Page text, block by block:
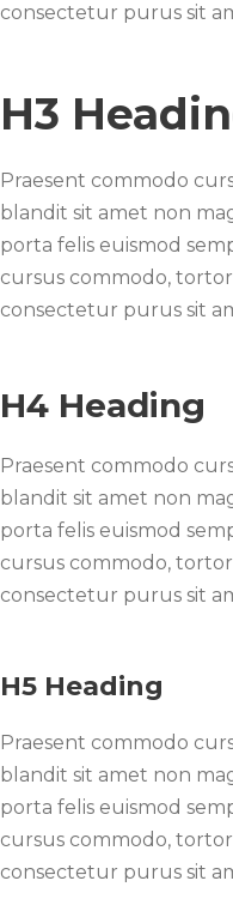
consectetur purus sit
H3
Praesent commodo
blandit sit amet non
porta felis euismod
cursus commodo,
consectetur purus sit
H4 Heading
Praesent commodo
blandit sit amet non
porta felis euismod
cursus commodo,
consectetur purus sit
H5 Heading
Praesent commodo
blandit sit amet non
porta felis euismod
cursus commodo,
consectetur purus sit